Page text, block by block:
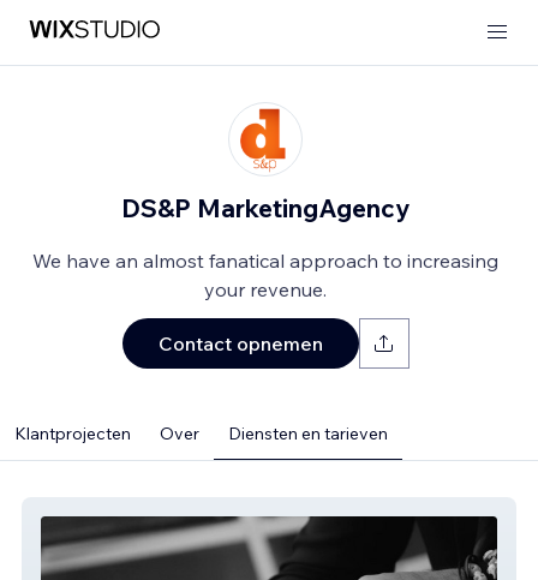
DS&P MarketingAgency
We have an almost fanatical approach to increasing
your revenue.
Contact opnemen
Klantprojecten Over Diensten en tarieven